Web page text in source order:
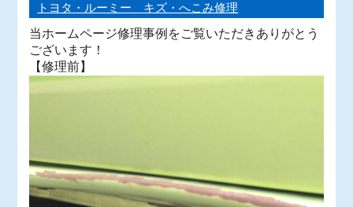
トヨタ・ルーミー キズ・へこみ修理
当ホームページ修理事例をご覧いただきありがとう
ございます！
【修理前】